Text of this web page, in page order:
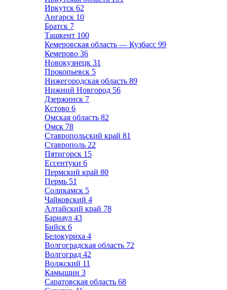
Иркутск 62
Ангарск 10
Братск 7
Ташкент 100
Кемеровская область — Кузбасс 99
Кемерово 36
Новокузнецк 31
Прокопьевск 5
Нижегородская область 89
Нижний Новгород 56
Дзержинск 7
Кстово 6
Омская область 82
Омск 78
Ставропольский край 81
Ставрополь 22
Пятигорск 15
Ессентуки 6
Пермский край 80
Пермь 51
Соликамск 5
Чайковский 4
Алтайский край 78
Барнаул 43
Бийск 6
Белокуриха 4
Волгоградская область 72
Волгоград 42
Волжский 11
Камышин 3
Саратовская область 68